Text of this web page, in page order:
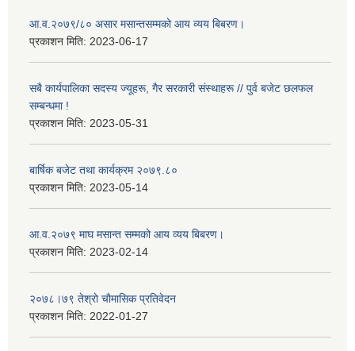
आ.व.२०७९/८० असार मसान्तसम्मको आय व्यय बिबरण।
प्रकाशन मिति: 2023-06-17
सबै कार्यपालिका सदस्य ज्यूहरू, गैर सरकारी संस्थाहरू // पुर्व बजेट छलफल
सम्बन्धमा !
प्रकाशन मिति: 2023-05-31
बार्षिक बजेट तथा कार्यक्रम २०७९.८०
प्रकाशन मिति: 2023-05-14
आ.व.२०७९ माघ मसान्त सम्मको आय व्यय बिबरण।
प्रकाशन मिति: 2023-02-14
२०७८।७९ तेश्राे चाैमासिक प्रतिवेदन
प्रकाशन मिति: 2022-01-27